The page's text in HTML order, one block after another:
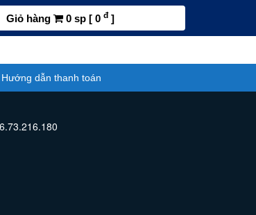
Giỏ hàng 0 sp [ 0 đ ]
Hướng dẫn thanh toán